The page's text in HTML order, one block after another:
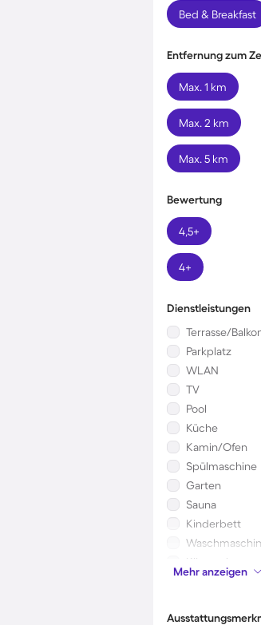
Bed & Breakfast
Entfernung zum
Max. 1 km
Max. 2 km
Max. 5 km
Bewertung
4,5+
4+
Dienstleistungen
Terrasse/
Parkplatz
WLAN
TV
Pool
Küche
Kamin/Ofen
Spülmaschine
Garten
Sauna
Kinderbett
Klimaanlage
Mikrowelle
Mehr anzeigen